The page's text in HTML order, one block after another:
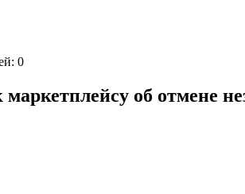
0
маркетплейсу об отмене